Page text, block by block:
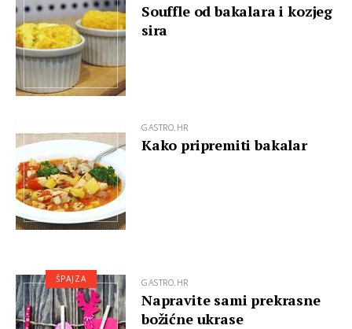
Souffle od bakalara i kozjeg
sira
GASTRO.HR
Kako pripremiti bakalar
GASTRO.HR
Napravite sami prekrasne
božićne ukrase
ŠPAJZA